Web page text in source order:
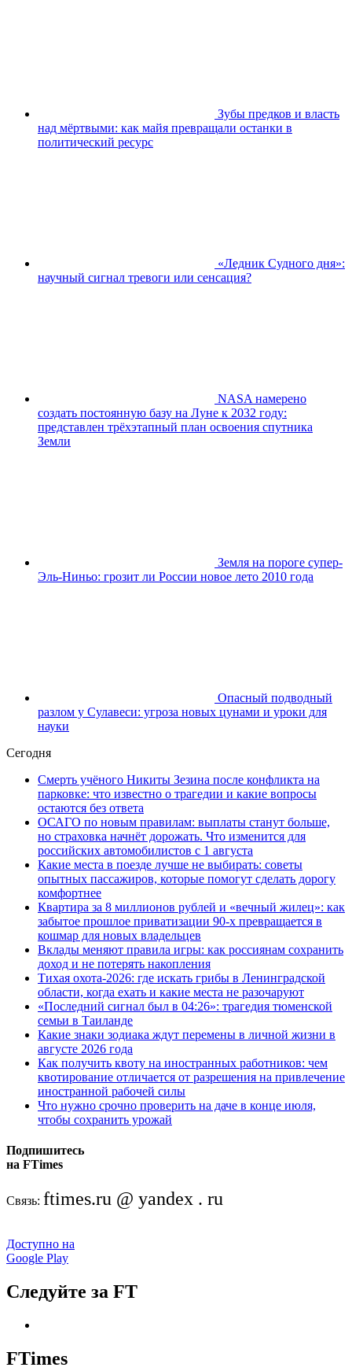
Зубы предков и власть
над мёртвыми: как майя превращали останки в
политический ресурс
«Ледник Судного дня»:
научный сигнал тревоги или сенсация?
NASA намерено
создать постоянную базу на Луне к 2032 году:
представлен трёхэтапный план освоения спутника
Земли
Земля на пороге супер-
Эль-Ниньо: грозит ли России новое лето 2010 года
Опасный подводный
разлом у Сулавеси: угроза новых цунами и уроки для
науки
Сегодня
Смерть учёного Никиты Зезина после конфликта на
парковке: что известно о трагедии и какие вопросы
остаются без ответа
ОСАГО по новым правилам: выплаты станут больше,
но страховка начнёт дорожать. Что изменится для
российских автомобилистов с 1 августа
Какие места в поезде лучше не выбирать: советы
опытных пассажиров, которые помогут сделать дорогу
комфортнее
Квартира за 8 миллионов рублей и «вечный жилец»: как
забытое прошлое приватизации 90-х превращается в
кошмар для новых владельцев
Вклады меняют правила игры: как россиянам сохранить
доход и не потерять накопления
Тихая охота-2026: где искать грибы в Ленинградской
области, когда ехать и какие места не разочаруют
«Последний сигнал был в 04:26»: трагедия тюменской
семьи в Таиланде
Какие знаки зодиака ждут перемены в личной жизни в
августе 2026 года
Как получить квоту на иностранных работников: чем
квотирование отличается от разрешения на привлечение
иностранной рабочей силы
Что нужно срочно проверить на даче в конце июля,
чтобы сохранить урожай
Подпишитесь
на FTimes
Связь: ftimes.ru @ yandex . ru
Доступно на
Google Play
Следуйте за FT
FTimes